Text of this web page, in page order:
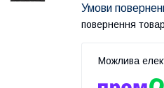
повернення